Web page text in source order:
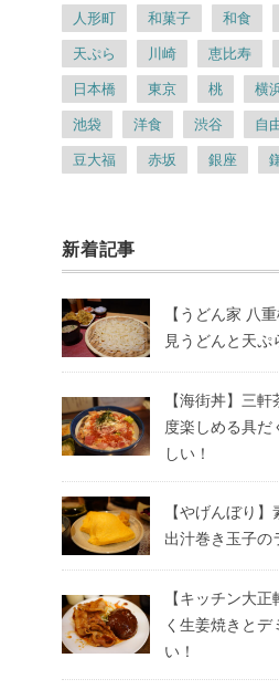
人形町 和菓子 和食
天ぷら 川崎 恵比寿
日本橋 東京 桃 横
池袋 洋食 渋谷 自
豆大福 赤坂 銀座
新着記事
【うどん家 八
見うどんと天ぷ
【海街丼】三
度楽しめる具だ
しい！
【やげんぼり
出汁巻き玉子の
【キッチン大
く生姜焼きとデ
い！